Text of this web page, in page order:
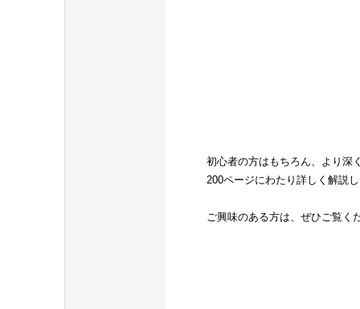
初心者の方はもちろん、より深
200ページにわたり詳しく解説
ご興味のある方は、ぜひご覧く